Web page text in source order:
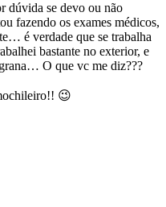
dúvida se devo ou não
fazendo os exames médicos,
é verdade que se trabalha
bastante no exterior, e
O que vc me diz???
😉